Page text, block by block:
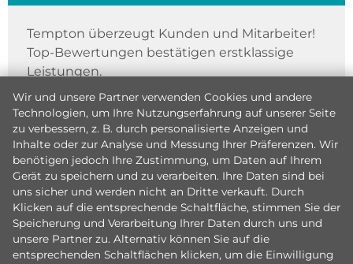
Tempton überzeugt Kunden und Mitarbeiter!
Top-Bewertungen bestätigen erstklassige
Leistungen.
Wir und unsere Partner verwenden Cookies und andere
Technologien, um Ihre Nutzungserfahrung auf unserer Seite
zu verbessern, z. B. durch personalisierte Anzeigen und
Inhalte oder zur Analyse und Messung Ihrer Präferenzen. Wir
benötigen jedoch Ihre Zustimmung, um Daten auf Ihrem
Gerät zu speichern und zu verarbeiten. Ihre Daten sind bei
uns sicher und werden nicht an Dritte verkauft. Durch
Klicken auf die entsprechende Schaltfläche, stimmen Sie der
Speicherung und Verarbeitung Ihrer Daten durch uns und
unsere Partner zu. Alternativ können Sie auf die
entsprechenden Schaltflächen klicken, um die Einwilligung